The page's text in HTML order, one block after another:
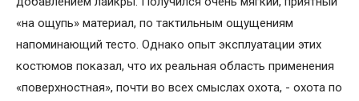
«на ощупь» материал, по тактильным ощущениям
напоминающий тесто. Однако опыт эксплуатации этих
костюмов показал, что их реальная область применения
«поверхностная», почти во всех смыслах охота, - охота по